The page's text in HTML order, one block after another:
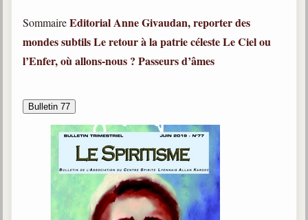
SommaireEditorialAnne Givaudan, reporter des
mondes subtilsLe retour à la patrie célesteLe Ciel ou
l’Enfer, où allons-nous ? Passeurs d’âmes
Bulletin 77